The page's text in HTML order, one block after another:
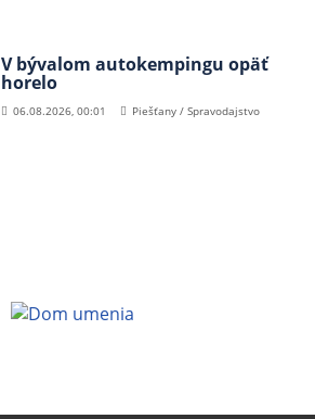
V bývalom autokempingu opäť
horelo
06.08.2026, 00:01 Piešťany / Spravodajstvo